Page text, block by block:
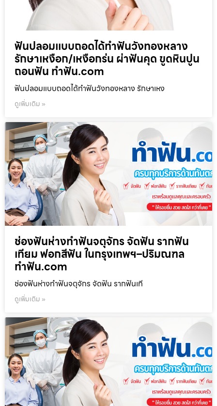
ฟันปลอมแบบถอดได้ทำฟันวังทองหลาง
รักษาเหงือก/เหงือกร่น ผ่าฟันคุด ขูดหินปูน
ถอนฟัน ทำฟัน.com
ฟันปลอมแบบถอดได้ทำฟันวังทองหลาง รักษาเหง
ดูเพิ่มเติม »
ช่องฟันห่างทำฟันจตุจักร จัดฟัน รากฟัน
เทียม ฟอกสีฟัน ในกรุงเทพฯ–ปริมณฑล
ทำฟัน.com
ช่องฟันห่างทำฟันจตุจักร จัดฟัน รากฟันเที
ดูเพิ่มเติม »